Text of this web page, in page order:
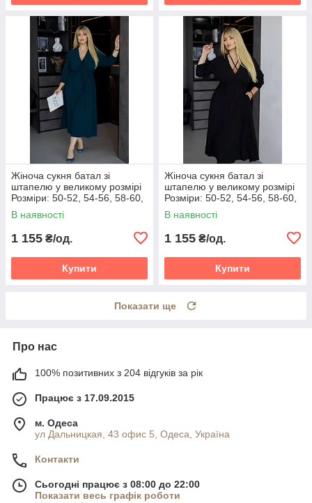
Жіноча сукня батал зі
штапелю у великому розмірі
Розміри: 50-52, 54-56, 58-60,
62-64
В наявності
1 155 ₴/од.
Купити
Жіноча сукня батал зі
штапелю у великому розмірі
Розміри: 50-52, 54-56, 58-60,
62-64
В наявності
1 155 ₴/од.
Купити
Показати ще
Про нас
100% позитивних з 204 відгуків за рік
Працює з 17.09.2015
м. Одеса
ул Дальницкая, 43 офис 5, Одеса, Україна
Контакти
Сьогодні працює з 08:00 до 22:00
Показати весь графік роботи